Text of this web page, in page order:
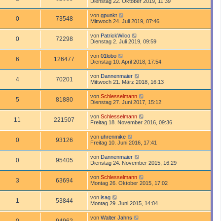
0 73548 von gpunkt
Mittwoch 24. Juli 2019, 07:46
0 72298 von PatrickWilco
Dienstag 2. Juli 2019, 09:59
6 126477 von 01lobo
Dienstag 10. April 2018, 17:54
4 70201 von Dannenmaier
Mittwoch 21. März 2018, 16:13
5 81880 von Schlesselmann
Dienstag 27. Juni 2017, 15:12
11 221507 von Schlesselmann
Freitag 18. November 2016, 09:36
0 93126 von uhrenmike
Freitag 10. Juni 2016, 17:41
0 95405 von Dannenmaier
Dienstag 24. November 2015, 16:29
3 63694 von Schlesselmann
Montag 26. Oktober 2015, 17:02
1 53844 von isag
Montag 29. Juni 2015, 14:04
von Walter Jahns